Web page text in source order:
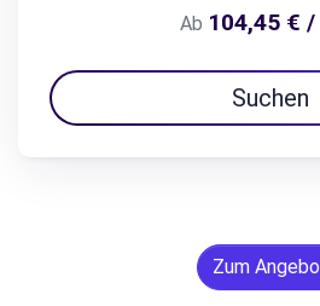
Ab 104,45 €
Suchen
Zum